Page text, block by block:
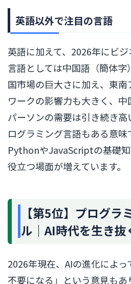
英語以外で注目の言語
英語に加えて、2026年にビ
言語としては中国語（簡体字
国市場の巨大さに加え、東南
ワークの影響力も大きく、
パーソンの需要は引き続き
ログラミング言語もある意味
PythonやJavaScriptの基礎
役立つ場面が増えています。
【第5位】プログラ
ル｜AI時代を生き抜
2026年現在、AIの進化によ
不要になる」という意見も